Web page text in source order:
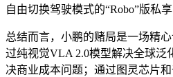
自由切换驾驶模式的“Robo”版私享
总结而言，小鹏的赌局是一场精
过纯视觉VLA 2.0模型解决全球泛
决商业成本问题；通过图灵芯片